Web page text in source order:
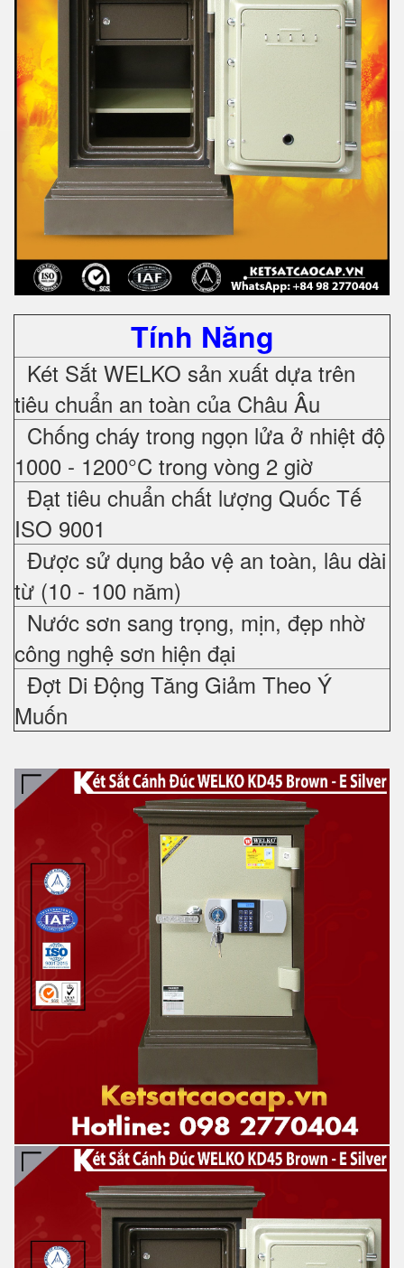
Tính Năng
Két Sắt WELKO sản xuất dựa trên
tiêu chuẩn an toàn của Châu Âu
Chống cháy trong ngọn lửa ở nhiệt độ
1000 - 1200°C trong vòng 2 giờ
Đạt tiêu chuẩn chất lượng Quốc Tế
ISO 9001
Được sử dụng bảo vệ an toàn, lâu dài
từ (10 - 100 năm)
Nước sơn sang trọng, mịn, đẹp nhờ
công nghệ sơn hiện đại
Đợt Di Động Tăng Giảm Theo Ý
Muốn